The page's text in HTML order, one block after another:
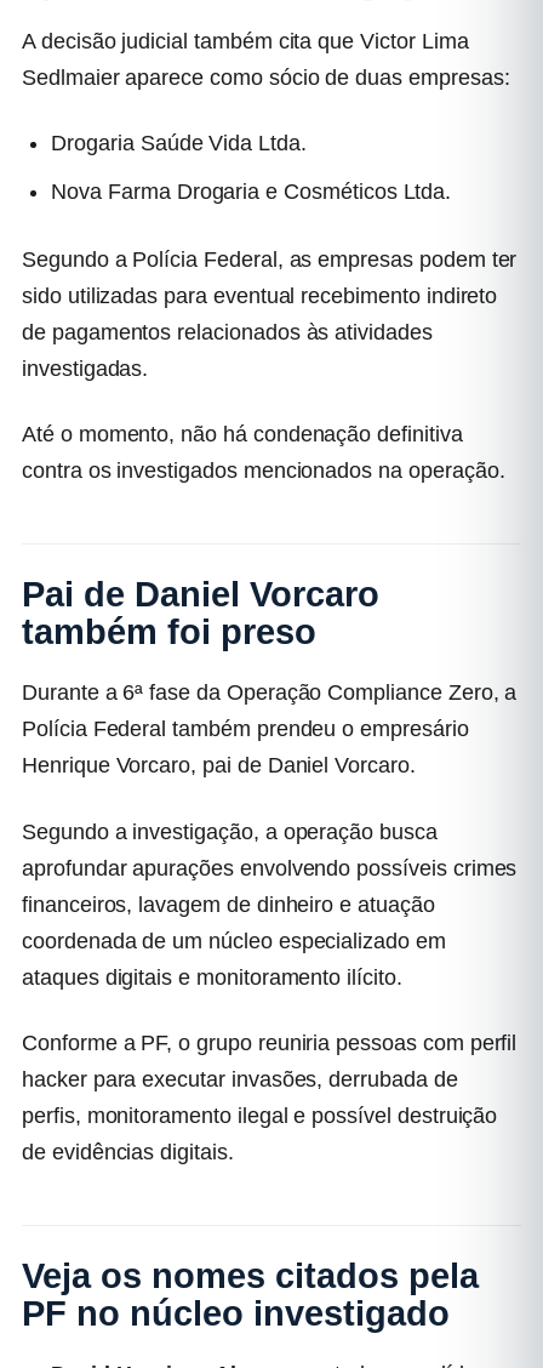
A decisão judicial também cita que Victor Lima
Sedlmaier aparece como sócio de duas empresas:
Drogaria Saúde Vida Ltda.
Nova Farma Drogaria e Cosméticos Ltda.
Segundo a Polícia Federal, as empresas podem ter
sido utilizadas para eventual recebimento indireto
de pagamentos relacionados às atividades
investigadas.
Até o momento, não há condenação definitiva
contra os investigados mencionados na operação.
Pai de Daniel Vorcaro
também foi preso
Durante a 6ª fase da Operação Compliance Zero, a
Polícia Federal também prendeu o empresário
Henrique Vorcaro, pai de Daniel Vorcaro.
Segundo a investigação, a operação busca
aprofundar apurações envolvendo possíveis crimes
financeiros, lavagem de dinheiro e atuação
coordenada de um núcleo especializado em
ataques digitais e monitoramento ilícito.
Conforme a PF, o grupo reuniria pessoas com perfil
hacker para executar invasões, derrubada de
perfis, monitoramento ilegal e possível destruição
de evidências digitais.
Veja os nomes citados pela
PF no núcleo investigado